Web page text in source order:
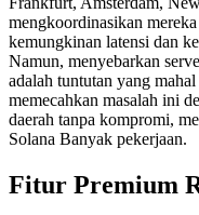
mengkoordinasikan
kemungkinan latensi dan
Namun, menyebarkan
adalah tuntutan yang
memecahkan masalah ini
daerah tanpa kompromi,
Solana Banyak pekerjaan.
Fitur Premium